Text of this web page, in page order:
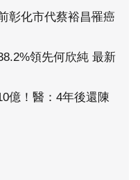
彰化市代蔡裕昌罹癌
領先何欣純 最新
億！醫：4年後還陳